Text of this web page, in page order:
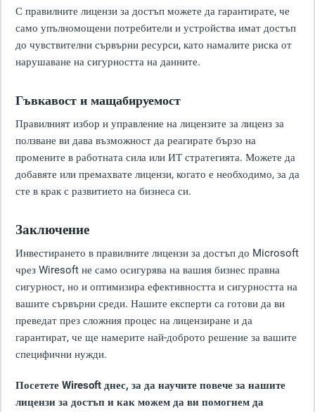
С правилните лицензи за достъп можете да гарантирате, че
само упълномощени потребители и устройства имат достъп
до чувствителни сървърни ресурси, като намалите риска от
нарушаване на сигурността на данните.
Гъвкавост и мащабируемост
Правилният избор и управление на лицензите за лиценз за
ползване ви дава възможност да реагирате бързо на
промените в работната сила или ИТ стратегията. Можете да
добавяте или премахвате лицензи, когато е необходимо, за да
сте в крак с развитието на бизнеса си.
Заключение
Инвестирането в правилните лицензи за достъп до Microsoft
чрез Wiresoft не само осигурява на вашия бизнес правна
сигурност, но и оптимизира ефективността и сигурността на
вашите сървърни среди. Нашите експерти са готови да ви
преведат през сложния процес на лицензиране и да
гарантират, че ще намерите най-доброто решение за вашите
специфични нужди.
Посетете Wiresoft днес, за да научите повече за нашите
лицензи за достъп и как можем да ви помогнем да